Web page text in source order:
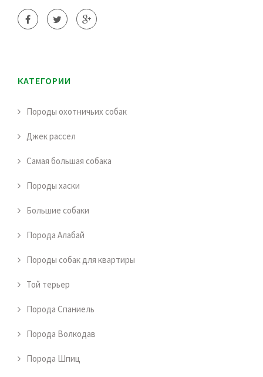
КАТЕГОРИИ
Породы охотничьих собак
Джек рассел
Самая большая собака
Породы хаски
Большие собаки
Порода Алабай
Породы собак для квартиры
Той терьер
Порода Спаниель
Порода Волкодав
Порода Шпиц